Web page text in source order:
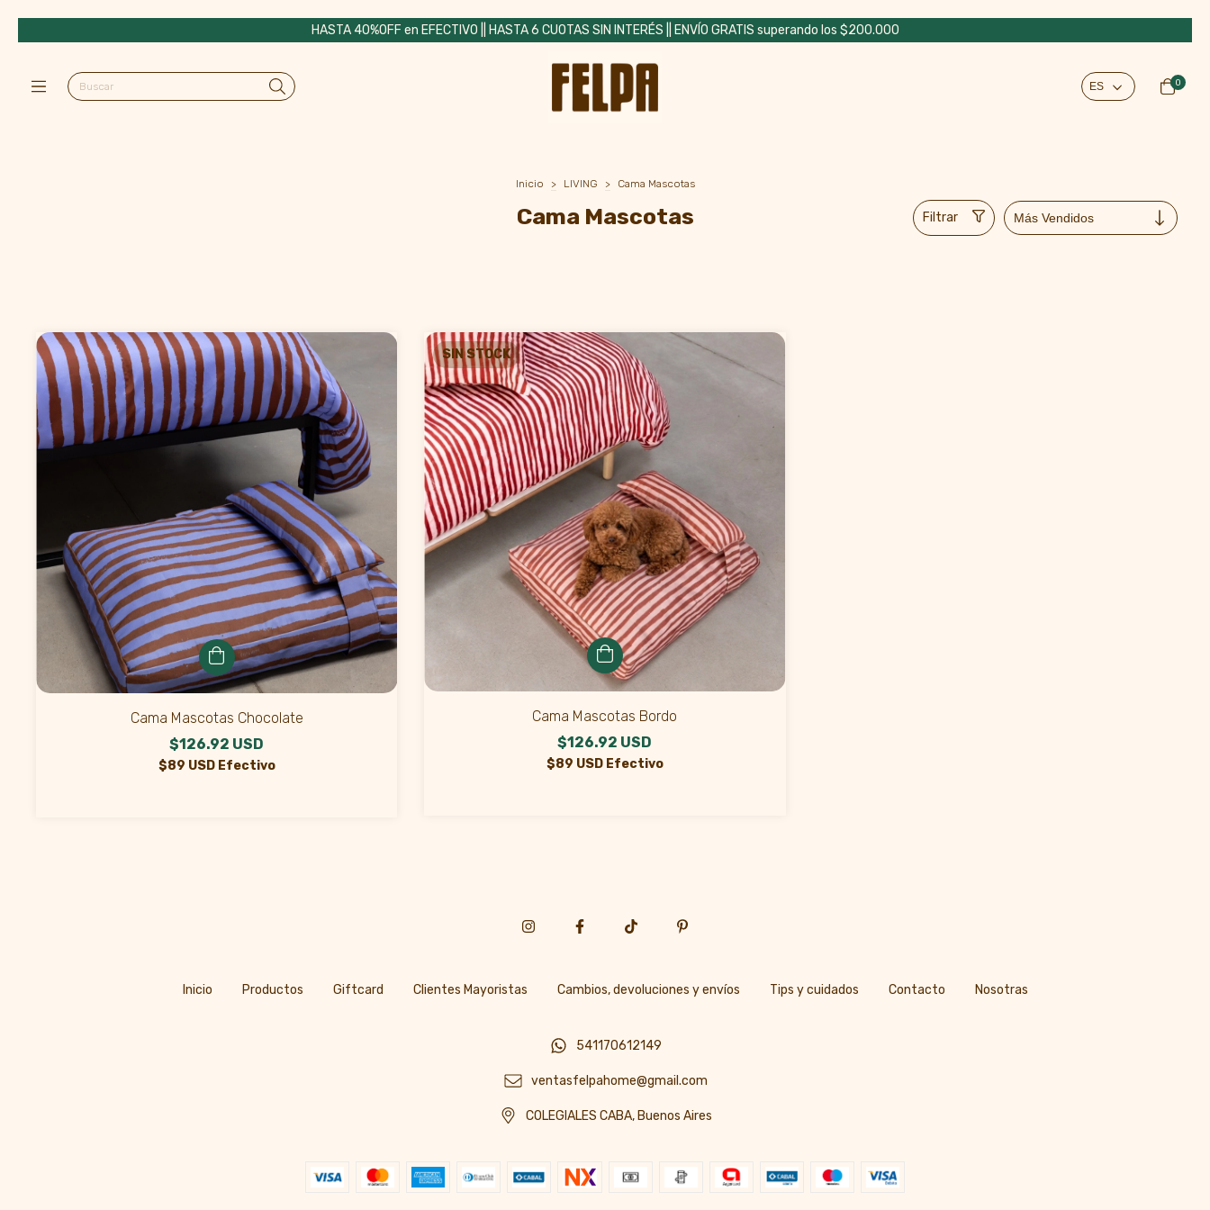
HASTA 40%OFF en EFECTIVO || HASTA 6 CUOTAS SIN INTERÉS || ENVÍO GRATIS superando los $200.000
0
Inicio > LIVING > Cama Mascotas
Cama Mascotas Filtrar
Cama Mascotas Chocolate
$126.92 USD
$89 USD Efectivo
SIN STOCK
Cama Mascotas Bordo
$126.92 USD
$89 USD Efectivo
Inicio Productos Giftcard Clientes Mayoristas Cambios, devoluciones y envíos Tips y cuidados Contacto Nosotras
541170612149
ventasfelpahome@gmail.com
COLEGIALES CABA, Buenos Aires